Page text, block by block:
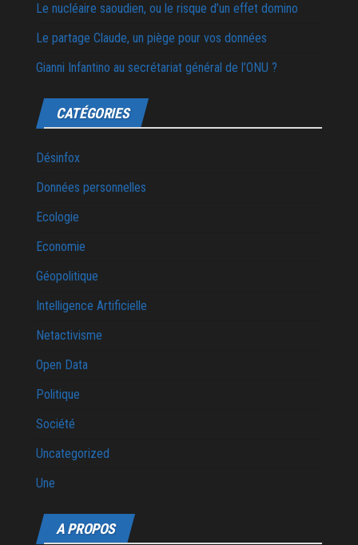
Le nucléaire saoudien, ou le risque d’un effet domino
Le partage Claude, un piège pour vos données
Gianni Infantino au secrétariat général de l’ONU ?
CATÉGORIES
Désinfox
Données personnelles
Ecologie
Economie
Géopolitique
Intelligence Artificielle
Netactivisme
Open Data
Politique
Société
Uncategorized
Une
A PROPOS